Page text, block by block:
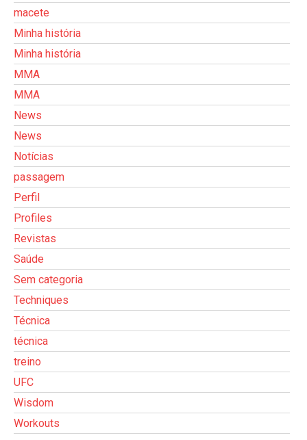
macete
Minha história
Minha história
MMA
MMA
News
News
Notícias
passagem
Perfil
Profiles
Revistas
Saúde
Sem categoria
Techniques
Técnica
técnica
treino
UFC
Wisdom
Workouts